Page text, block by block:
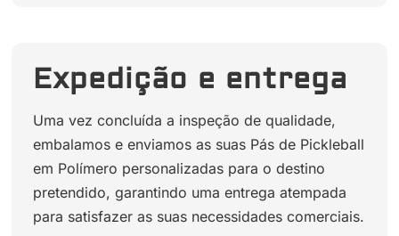
Expedição e entrega
Uma vez concluída a inspeção de qualidade,
embalamos e enviamos as suas Pás de Pickleball
em Polímero personalizadas para o destino
pretendido, garantindo uma entrega atempada
para satisfazer as suas necessidades comerciais.